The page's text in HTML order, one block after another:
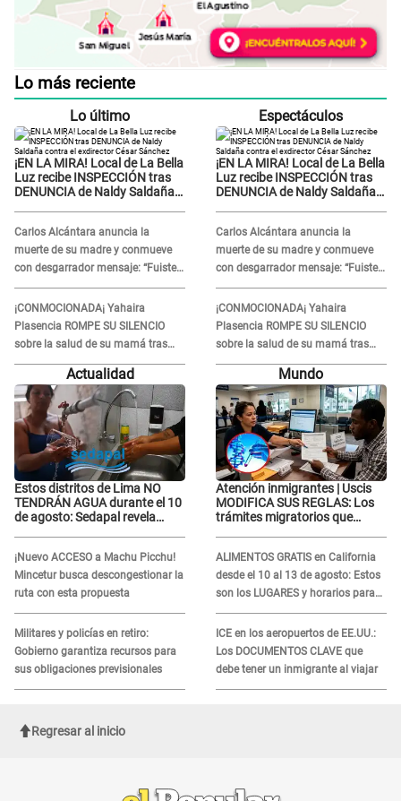
Lo más reciente
Lo último
¡EN LA MIRA! Local de La Bella
Luz recibe INSPECCIÓN tras
DENUNCIA de Naldy Saldaña
Carlos Alcántara anuncia la
muerte de su madre y conmueve
con desgarrador mensaje: “Fuiste
una gran mujer”
¡CONMOCIONADA¡ Yahaira
Plasencia ROMPE SU SILENCIO
sobre la salud de su mamá tras
APARECER en centro oncológico:
“La oración tiene poder”
Espectáculos
¡EN LA MIRA! Local de La Bella
Luz recibe INSPECCIÓN tras
DENUNCIA de Naldy Saldaña
Carlos Alcántara anuncia la
muerte de su madre y conmueve
con desgarrador mensaje: “Fuiste
una gran mujer”
¡CONMOCIONADA¡ Yahaira
Plasencia ROMPE SU SILENCIO
sobre la salud de su mamá tras
APARECER en centro oncológico:
“La oración tiene poder”
Actualidad
Estos distritos de Lima NO
TENDRÁN AGUA durante el 10
de agosto: Sedapal revela
¡Nuevo ACCESO a Machu Picchu!
Mincetur busca descongestionar la
ruta con esta propuesta
Militares y policías en retiro:
Gobierno garantiza recursos para
sus obligaciones previsionales
Mundo
Atención inmigrantes | Uscis
MODIFICA SUS REGLAS: Los
trámites migratorios que
ALIMENTOS GRATIS en California
desde el 10 al 13 de agosto: Estos
son los LUGARES y horarios para
recibir la ayuda
ICE en los aeropuertos de EE.UU.:
Los DOCUMENTOS CLAVE que
debe tener un inmigrante al viajar
Regresar al inicio